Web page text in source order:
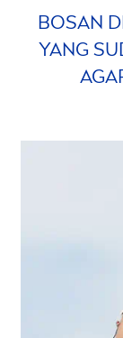
BOSAN
YANG